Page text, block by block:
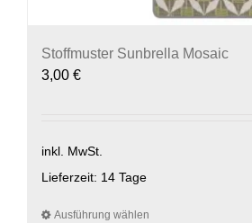
Stoffmuster Sunbrella Mosaic
3,00 €
inkl. MwSt.
Lieferzeit: 14 Tage
Ausführung wählen